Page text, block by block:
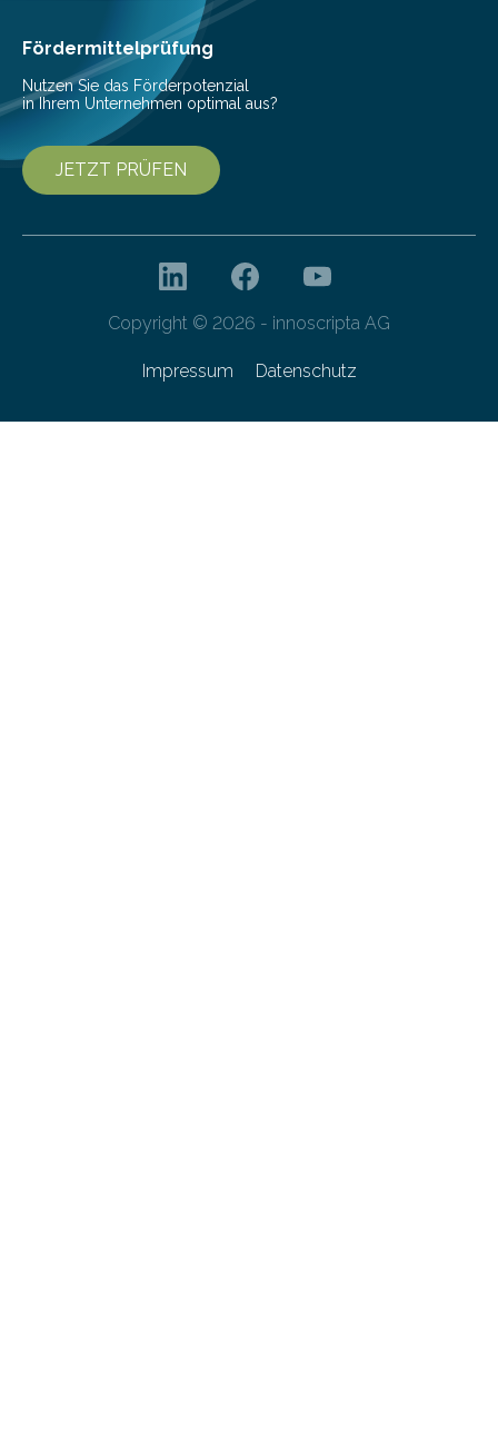
Fördermittelprüfung
Nutzen Sie das Förderpotenzial
in Ihrem Unternehmen optimal aus?
JETZT PRÜFEN
Copyright © 2026 - innoscripta AG
Impressum Datenschutz